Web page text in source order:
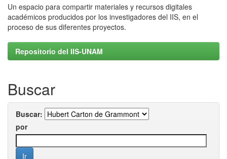
Un espacio para compartir materiales y recursos digitales
académicos producidos por los investigadores del IIS, en el
proceso de sus diferentes proyectos.
Repositorio del IIS-UNAM
Buscar
Buscar:
por